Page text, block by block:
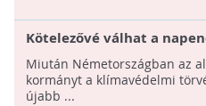
Kötelezővé válhat a
Németországban az
Miután Németországban az
kormányt a klímavédelmi
újabb ...